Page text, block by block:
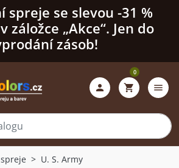
spreje se slevou -31 %
záložce „Akce“. Jen do
zásob!
 shopping_cart
0
menu
U. S. Army